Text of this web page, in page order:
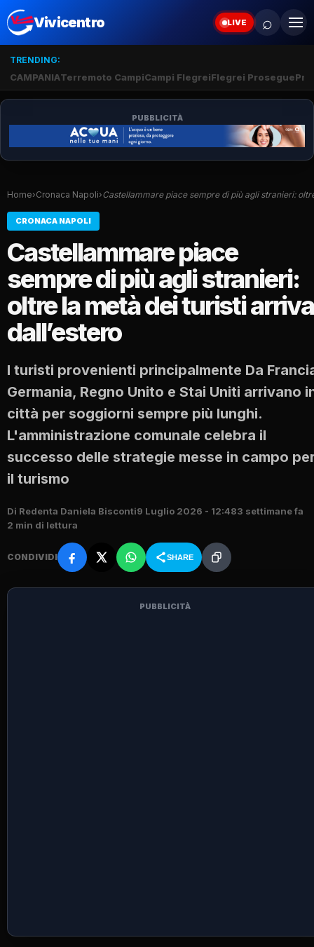
Vivicentro LIVE ⌕
TRENDING:
CAMPANIATerremoto CampiCampi FlegreiFlegrei Prosegue
PUBBLICITÀ
Home›Cronaca Napoli›Castellammare piace sempre di più agli stranieri:
CRONACA NAPOLI
Castellammare piace
sempre di più agli stranieri:
oltre la metà dei turisti arriva
dall’estero
I turisti provenienti principalmente Da
Germania, Regno Unito e Stai Uniti arrivano
città per soggiorni sempre più lunghi.
L'amministrazione comunale celebra il
successo delle strategie messe in campo
il turismo
Di Redenta Daniela Bisconti9 Luglio 2026 - 12:483 settimane fa
2 min di lettura
CONDIVIDI SHARE
PUBBLICITÀ